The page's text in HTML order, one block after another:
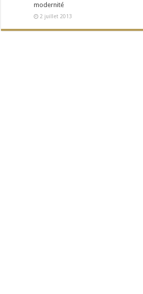
modernité
2 juillet 2013